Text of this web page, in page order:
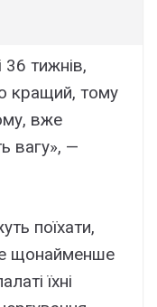
36 тижнів,
кращий, тому
вже
вагу», —
поїхати,
щонайменше
їхні